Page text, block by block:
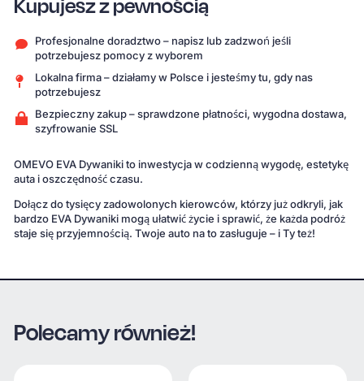
Profesjonalne doradztwo – napisz lub zadzwoń jeśli
potrzebujesz pomocy z wyborem
Lokalna firma – działamy w Polsce i jesteśmy tu, gdy nas
potrzebujesz
Bezpieczny zakup – sprawdzone płatności, wygodna dostawa,
szyfrowanie SSL
OMEVO EVA Dywaniki to inwestycja w codzienną wygodę, estetykę
auta i oszczędność czasu.
Dołącz do tysięcy zadowolonych kierowców, którzy już odkryli, jak
bardzo EVA Dywaniki mogą ułatwić życie i sprawić, że każda podróż
staje się przyjemnością. Twoje auto na to zasługuje – i Ty też!
Polecamy również!